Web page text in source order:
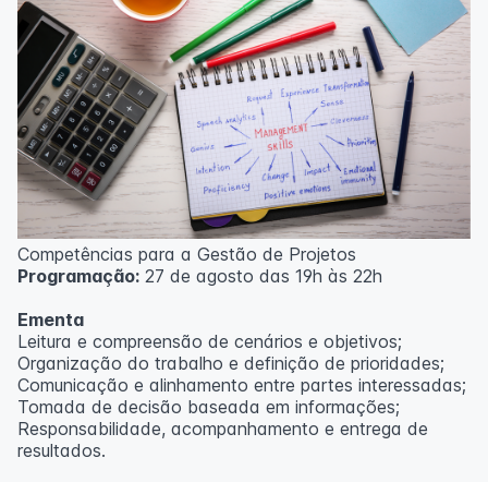
Competências para a Gestão de Projetos
Programação: 27 de agosto das 19h às 22h
Ementa
Leitura e compreensão de cenários e objetivos;
Organização do trabalho e definição de prioridades;
Comunicação e alinhamento entre partes interessadas;
Tomada de decisão baseada em informações;
Responsabilidade, acompanhamento e entrega de
resultados.